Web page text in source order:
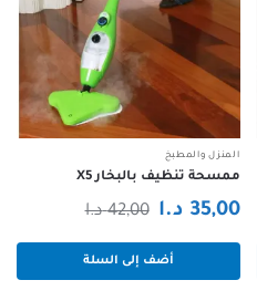
المنزل والمطبخ
ممسحة تنظيف بالبخار X5
42,00 د.االسعر
الأصلي
هو:
35,00 د.ا
السعر
الحالي
هو:
أضف إلى السلة